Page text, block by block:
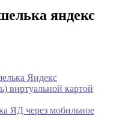
яндекс
Яндекс
виртуальной картой
ЯД через мобильное